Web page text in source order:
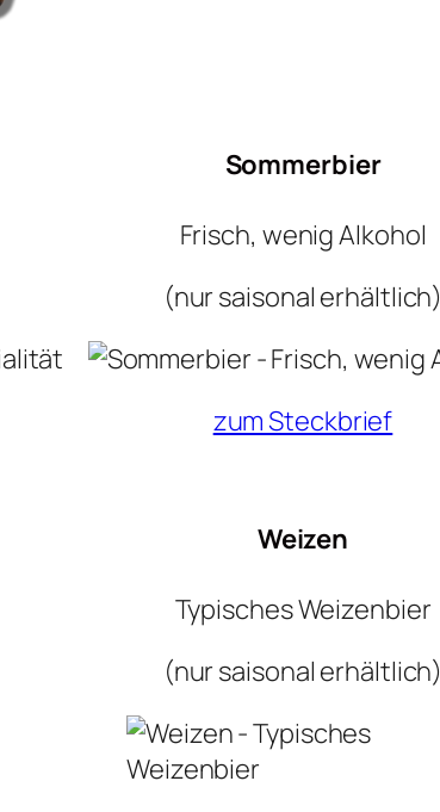
Sommerbier
Frisch, wenig Alkohol
(nur saisonal erhältlich)
zum Steckbrief
Weizen
Typisches Weizenbier
(nur saisonal erhältlich)